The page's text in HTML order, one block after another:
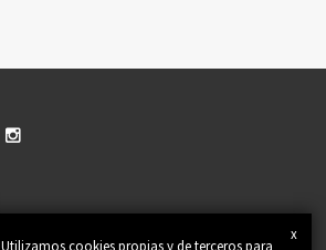
x
Utilizamos cookies propias y de terceros para
